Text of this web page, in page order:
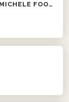
ANTICA PIZZARIA DA MICHELE FOOD TRUCK